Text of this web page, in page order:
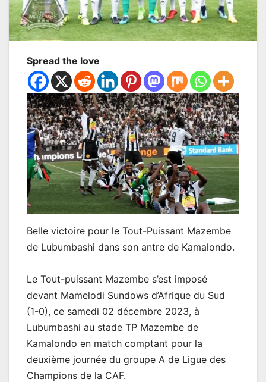
Spread the love
Belle victoire pour le Tout-Puissant Mazembe
de Lubumbashi dans son antre de Kamalondo.
Le Tout-puissant Mazembe s’est imposé
devant Mamelodi Sundows d’Afrique du Sud
(1-0), ce samedi 02 décembre 2023, à
Lubumbashi au stade TP Mazembe de
Kamalondo en match comptant pour la
deuxième journée du groupe A de Ligue des
Champions de la CAF.